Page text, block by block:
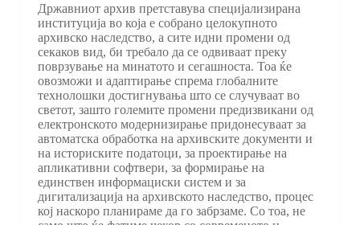
Државниот архив претставува специјализирана
институција во која е собрано целокупното
архивско наследство, а сите идни промени од
секаков вид, би требало да се одвиваат преку
поврзување на минатото и сегашноста. Тоа ќе
овозможи и адаптирање спрема глобалните
технолошки достигнувања што се случуваат во
светот, зашто големите промени предизвикани од
електронското модернизирање придонесуваат за
автоматска обработка на архивските документи и
на историските податоци, за проектирање на
апликативни софтвери, за формирање на
единствен информациски систем и за
дигитализација на архивското наследство, процес
кој наскоро планираме да го забрзаме. Со тоа, не